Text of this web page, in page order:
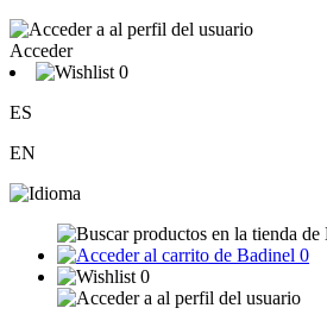
Acceder
0
ES
EN
0
0